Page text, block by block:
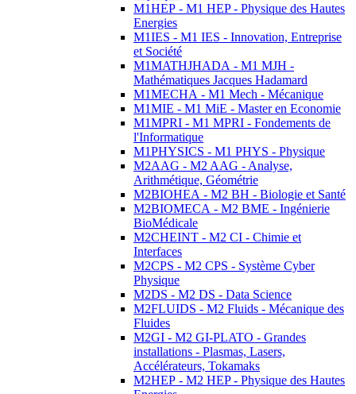
M1HEP - M1 HEP - Physique des Hautes
Energies
M1IES - M1 IES - Innovation, Entreprise
et Société
M1MATHJHADA - M1 MJH -
Mathématiques Jacques Hadamard
M1MECHA - M1 Mech - Mécanique
M1MIE - M1 MiE - Master en Economie
M1MPRI - M1 MPRI - Fondements de
l'Informatique
M1PHYSICS - M1 PHYS - Physique
M2AAG - M2 AAG - Analyse,
Arithmétique, Géométrie
M2BIOHEA - M2 BH - Biologie et Santé
M2BIOMECA - M2 BME - Ingénierie
BioMédicale
M2CHEINT - M2 CI - Chimie et
Interfaces
M2CPS - M2 CPS - Système Cyber
Physique
M2DS - M2 DS - Data Science
M2FLUIDS - M2 Fluids - Mécanique des
Fluides
M2GI - M2 GI-PLATO - Grandes
installations - Plasmas, Lasers,
Accélérateurs, Tokamaks
M2HEP - M2 HEP - Physique des Hautes